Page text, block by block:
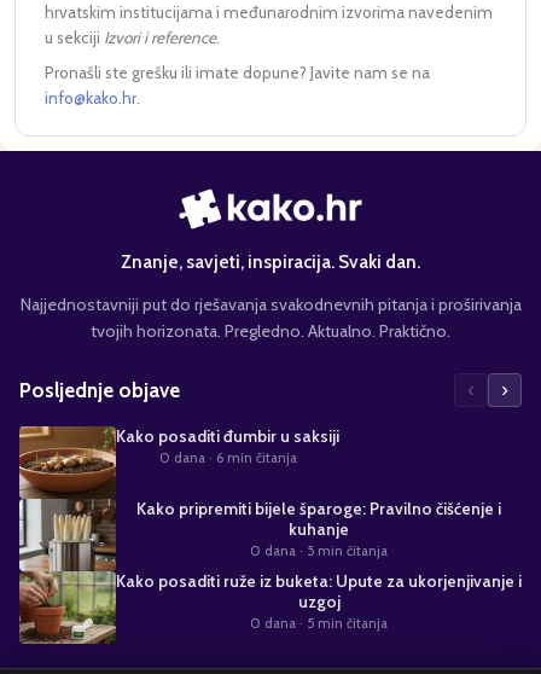
hrvatskim institucijama i međunarodnim izvorima navedenim
u sekciji Izvori i reference.
Pronašli ste grešku ili imate dopune? Javite nam se na
info@kako.hr
Znanje, savjeti, inspiracija. Svaki dan.
Najjednostavniji put do rješavanja svakodnevnih pitanja i proširivanja
tvojih horizonata. Pregledno. Aktualno. Praktično.
Posljednje objave ‹ ›
Kako posaditi đumbir u saksiji
0 dana· 6 min čitanja
Kako pripremiti bijele šparoge: Pravilno čišćenje i
kuhanje
0 dana · 5 min čitanja
Kako posaditi ruže iz buketa: Upute za ukorjenjivanje i
uzgoj
0 dana · 5 min čitanja